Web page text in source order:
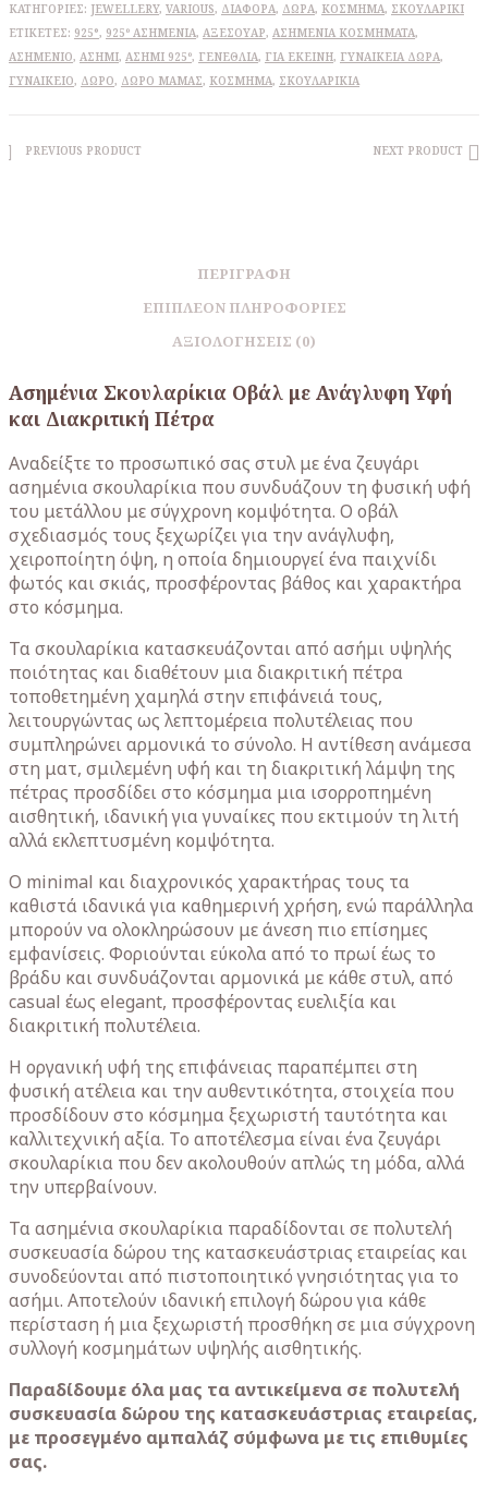
ΚΑΤΗΓΟΡΊΕΣ: JEWELLERY, VARIOUS, ΔΙΆΦΟΡΑ, ΔΩΡΑ, ΚΌΣΜΗΜΑ, ΣΚΟΥΛΑΡΊΚΙ
ΕΤΙΚΈΤΕΣ: 925°, 925º ΑΣΗΜΈΝΙΑ, ΑΞΕΣΟΥΆΡ, ΑΣΗΜΈΝΙΑ ΚΟΣΜΉΜΑΤΑ,
ΑΣΗΜΈΝΙΟ, ΑΣΉΜΙ, ΑΣΉΜΙ 925º, ΓΕΝΈΘΛΙΑ, ΓΙΑ ΕΚΕΊΝΗ, ΓΥΝΑΙΚΕΊΑ ΔΏΡΑ,
ΓΥΝΑΙΚΕΊΟ, ΔΏΡΟ, ΔΏΡΟ ΜΑΜΆΣ, ΚΌΣΜΗΜΑ, ΣΚΟΥΛΑΡΊΚΙΑ
PREVIOUS PRODUCT NEXT PRODUCT
ΠΕΡΙΓΡΑΦΉ
ΕΠΙΠΛΈΟΝ ΠΛΗΡΟΦΟΡΊΕΣ
ΑΞΙΟΛΟΓΉΣΕΙΣ (0)
Ασημένια Σκουλαρίκια Οβάλ με Ανάγλυφη Υφή
και Διακριτική Πέτρα
Αναδείξτε το προσωπικό σας στυλ με ένα ζευγάρι
ασημένια σκουλαρίκια που συνδυάζουν τη φυσική υφή
του μετάλλου με σύγχρονη κομψότητα. Ο οβάλ
σχεδιασμός τους ξεχωρίζει για την ανάγλυφη,
χειροποίητη όψη, η οποία δημιουργεί ένα παιχνίδι
φωτός και σκιάς, προσφέροντας βάθος και χαρακτήρα
στο κόσμημα.
Τα σκουλαρίκια κατασκευάζονται από ασήμι υψηλής
ποιότητας και διαθέτουν μια διακριτική πέτρα
τοποθετημένη χαμηλά στην επιφάνειά τους,
λειτουργώντας ως λεπτομέρεια πολυτέλειας που
συμπληρώνει αρμονικά το σύνολο. Η αντίθεση ανάμεσα
στη ματ, σμιλεμένη υφή και τη διακριτική λάμψη της
πέτρας προσδίδει στο κόσμημα μια ισορροπημένη
αισθητική, ιδανική για γυναίκες που εκτιμούν τη λιτή
αλλά εκλεπτυσμένη κομψότητα.
Ο minimal και διαχρονικός χαρακτήρας τους τα
καθιστά ιδανικά για καθημερινή χρήση, ενώ παράλληλα
μπορούν να ολοκληρώσουν με άνεση πιο επίσημες
εμφανίσεις. Φοριούνται εύκολα από το πρωί έως το
βράδυ και συνδυάζονται αρμονικά με κάθε στυλ, από
casual έως elegant, προσφέροντας ευελιξία και
διακριτική πολυτέλεια.
Η οργανική υφή της επιφάνειας παραπέμπει στη
φυσική ατέλεια και την αυθεντικότητα, στοιχεία που
προσδίδουν στο κόσμημα ξεχωριστή ταυτότητα και
καλλιτεχνική αξία. Το αποτέλεσμα είναι ένα ζευγάρι
σκουλαρίκια που δεν ακολουθούν απλώς τη μόδα, αλλά
την υπερβαίνουν.
Τα ασημένια σκουλαρίκια παραδίδονται σε πολυτελή
συσκευασία δώρου της κατασκευάστριας εταιρείας και
συνοδεύονται από πιστοποιητικό γνησιότητας για το
ασήμι. Αποτελούν ιδανική επιλογή δώρου για κάθε
περίσταση ή μια ξεχωριστή προσθήκη σε μια σύγχρονη
συλλογή κοσμημάτων υψηλής αισθητικής.
Παραδίδουμε όλα μας τα αντικείμενα σε πολυτελή
συσκευασία δώρου της κατασκευάστριας εταιρείας,
με προσεγμένο αμπαλάζ σύμφωνα με τις επιθυμίες
σας.